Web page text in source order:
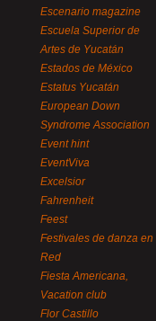
Escenario magazine
Escuela Superior de
Artes de Yucatán
Estados de México
Estatus Yucatán
European Down
Syndrome Association
Event hint
EventViva
Excelsior
Fahrenheit
Feest
Festivales de danza en
Red
Fiesta Americana,
Vacation club
Flor Castillo